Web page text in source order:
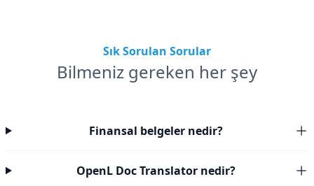
Sık Sorulan Sorular
Bilmeniz gereken her şey
Finansal belgeler nedir?
OpenL Doc Translator nedir?